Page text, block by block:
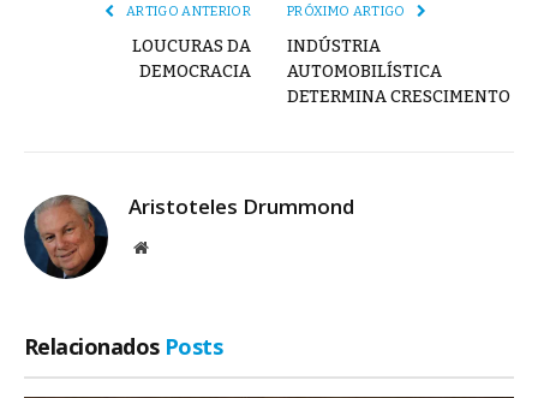
ARTIGO ANTERIOR
LOUCURAS DA
DEMOCRACIA
PRÓXIMO ARTIGO
INDÚSTRIA
AUTOMOBILÍSTICA
DETERMINA CRESCIMENTO
Aristoteles Drummond
Site
Relacionados Posts